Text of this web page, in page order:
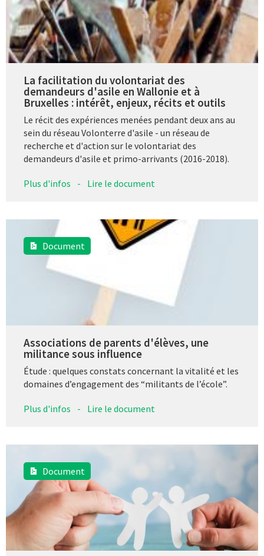
La facilitation du volontariat des
demandeurs d'asile en Wallonie et à
Bruxelles : intérêt, enjeux, récits et outils
Le récit des expériences menées pendant deux ans au
sein du réseau Volonterre d'asile - un réseau de
recherche et d'action sur le volontariat des
demandeurs d'asile et primo-arrivants (2016-2018).
Plus d'infos - Lire le document
Document
Associations de parents d'élèves, une
militance sous influence
Étude : quelques constats concernant la vitalité et les
domaines d’engagement des “militants de l’école”.
Plus d'infos - Lire le document
Document